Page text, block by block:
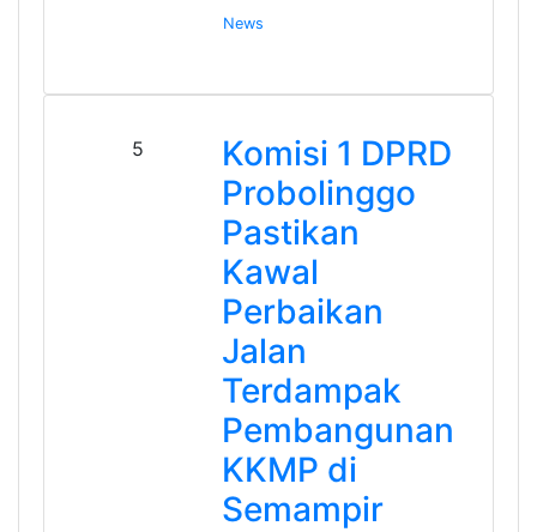
News
5
Komisi 1 DPRD
Probolinggo
Pastikan
Kawal
Perbaikan
Jalan
Terdampak
Pembangunan
KKMP di
Semampir